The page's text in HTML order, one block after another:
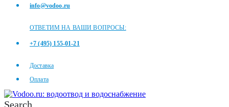
info@vodoo.ru
ОТВЕТИМ НА ВАШИ ВОПРОСЫ:
+7 (495) 155-01-21
Доставка
Оплата
Search